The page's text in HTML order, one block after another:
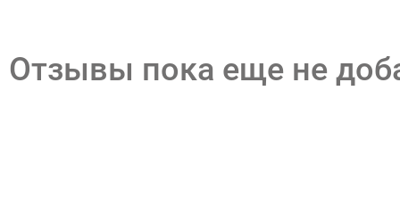
Отзывы пока еще не